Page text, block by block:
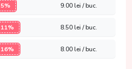
5% 9.00lei / buc.
11% 8.50lei / buc.
16% 8.00lei / buc.